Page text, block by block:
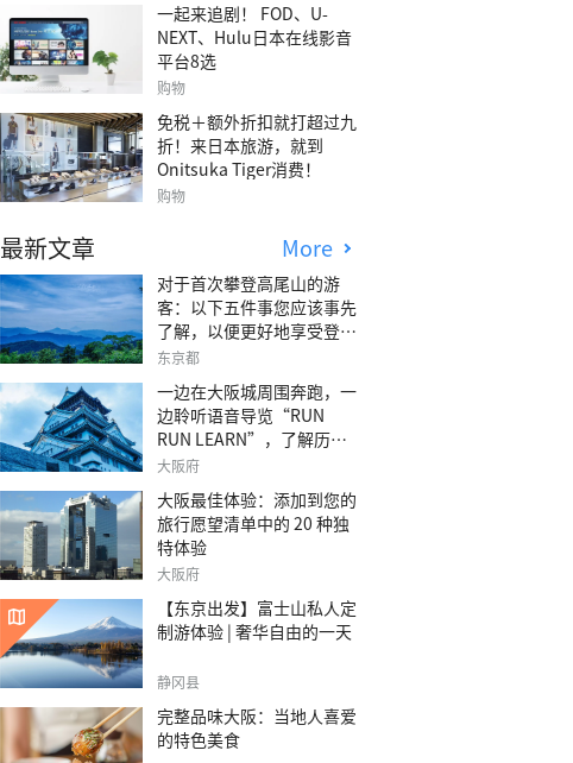
一起来追剧！ FOD、U-
NEXT、Hulu日本在线影音
平台8选
购物
免税＋额外折扣就打超过九
折！来日本旅游，就到
Onitsuka Tiger消费！
购物
最新文章 More
对于首次攀登高尾山的游
客：以下五件事您应该事先
了解，以便更好地享受登山
之旅。
东京都
一边在大阪城周围奔跑，一
边聆听语音导览“RUN
RUN LEARN”，了解历
史。
大阪府
大阪最佳体验：添加到您的
旅行愿望清单中的 20 种独
特体验
大阪府
【东京出发】富士山私人定
制游体验 | 奢华自由的一天
静冈县
完整品味大阪：当地人喜爱
的特色美食